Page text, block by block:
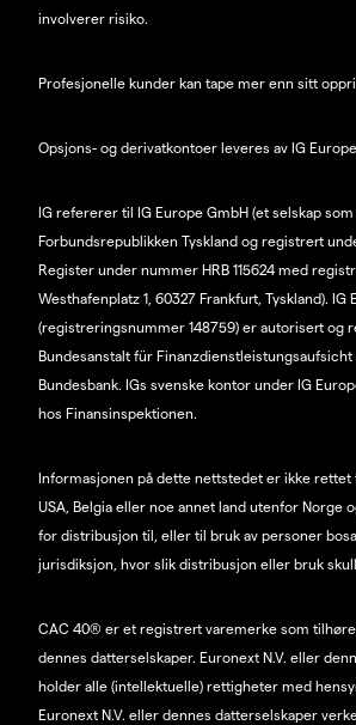
involverer risiko.
Profesjonelle kunder kan tape mer enn sitt
Opsjons- og derivatkontoer leveres av IG
IG refererer til IG Europe GmbH (et selskap
Forbundsrepublikken Tyskland og registrert
Register under nummer HRB 115624 med
Westhafenplatz 1, 60327 Frankfurt, Tyskland). IG
(registreringsnummer 148759) er autorisert og
Bundesanstalt für
Bundesbank. IGs svenske kontor under IG
hos Finansinspektionen.
Informasjonen på dette nettstedet er ikke rettet
USA, Belgia eller noe annet land utenfor Norge
for distribusjon til, eller til bruk av personer
jurisdiksjon, hvor slik distribusjon eller bruk
CAC 40® er et registrert varemerke som
dennes datterselskaper. Euronext N.V. eller
holder alle (intellektuelle) rettigheter med
Euronext N.V. eller dennes datterselskaper